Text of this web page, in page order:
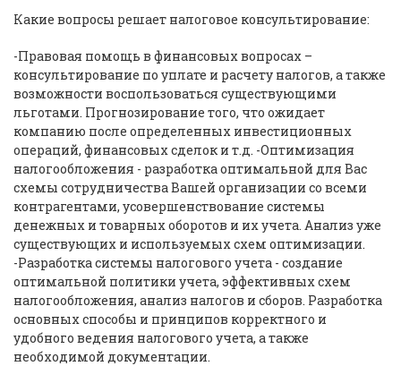
Какие вопросы решает налоговое консультирование:
-Правовая помощь в финансовых вопросах –
консультирование по уплате и расчету налогов, а также
возможности воспользоваться существующими
льготами. Прогнозирование того, что ожидает
компанию после определенных инвестиционных
операций, финансовых сделок и т.д. -Оптимизация
налогообложения - разработка оптимальной для Вас
схемы сотрудничества Вашей организации со всеми
контрагентами, усовершенствование системы
денежных и товарных оборотов и их учета. Анализ уже
существующих и используемых схем оптимизации.
-Разработка системы налогового учета - создание
оптимальной политики учета, эффективных схем
налогообложения, анализ налогов и сборов. Разработка
основных способы и принципов корректного и
удобного ведения налогового учета, а также
необходимой документации.